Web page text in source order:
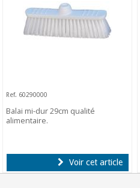
Ref. 60290000
Balai mi-dur 29cm qualité
alimentaire.
Voir cet article